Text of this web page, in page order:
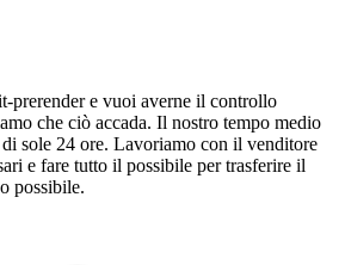
prerender e vuoi averne il controllo
che ciò accada. Il nostro tempo medio
sole 24 ore. Lavoriamo con il venditore
e fare tutto il possibile per trasferire il
possibile.